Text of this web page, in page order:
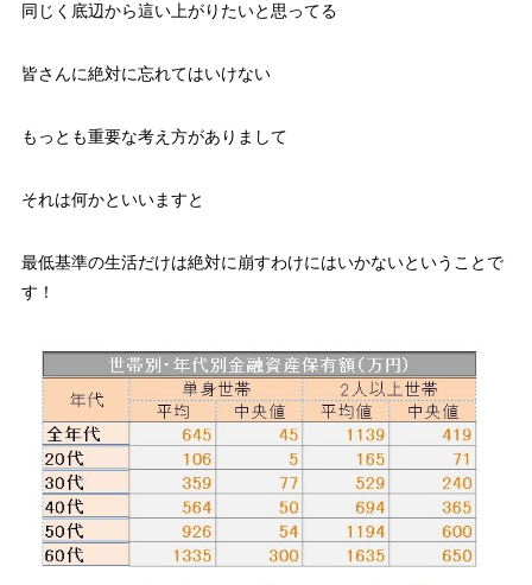
同じく底辺から這い上がりたいと思ってる
皆さんに絶対に忘れてはいけない
もっとも重要な考え方がありまして
それは何かといいますと
最低基準の生活だけは絶対に崩すわけにはいかないということで
す！